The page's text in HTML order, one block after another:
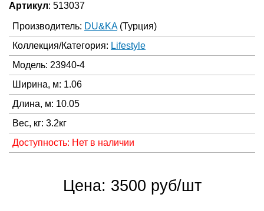
Артикул: 513037
Производитель: DU&KA (Турция)
Коллекция/Категория: Lifestyle
Модель: 23940-4
Ширина, м: 1.06
Длина, м: 10.05
Вес, кг: 3.2кг
Доступность: Нет в наличии
Цена: 3500 руб/шт